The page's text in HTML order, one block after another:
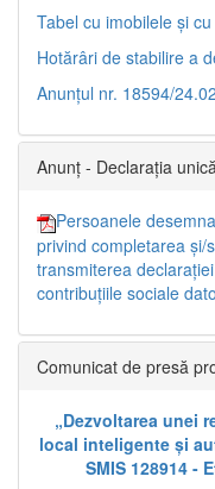
Tabel cu imobilele și
Hotărâri de stabilire a
Anunțul nr. 18594/
Anunț - Declarația
Persoanele
privind completarea și/
transmiterea
contribuțiile sociale
Comunicat de presă
„Dezvoltarea unei
local inteligente și
SMIS 128914 -